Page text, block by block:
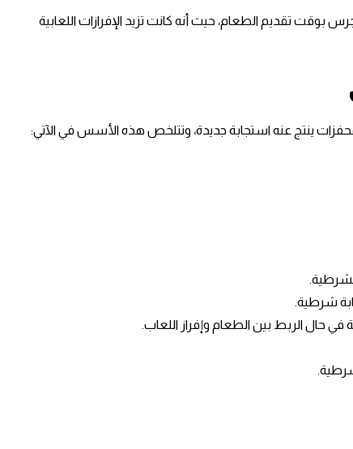
تقديم الطعام، حيث أنه كانت تزيد الإفرازات اللعابية
ينتج عنه استجابة جديدة، وتتلخص هذه الأسس في الآتي:
شرطية.
حال الربط بين الطعام وإفراز اللعاب.